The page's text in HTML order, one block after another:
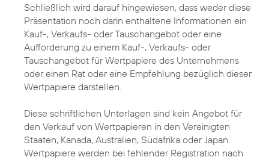
Schließlich wird darauf hingewiesen, dass weder diese
Präsentation noch darin enthaltene Informationen ein
Kauf-, Verkaufs- oder Tauschangebot oder eine
Aufforderung zu einem Kauf-, Verkaufs- oder
Tauschangebot für Wertpapiere des Unternehmens
oder einen Rat oder eine Empfehlung bezüglich dieser
Wertpapiere darstellen.
Diese schriftlichen Unterlagen sind kein Angebot für
den Verkauf von Wertpapieren in den Vereinigten
Staaten, Kanada, Australien, Südafrika oder Japan.
Wertpapiere werden bei fehlender Registration nach